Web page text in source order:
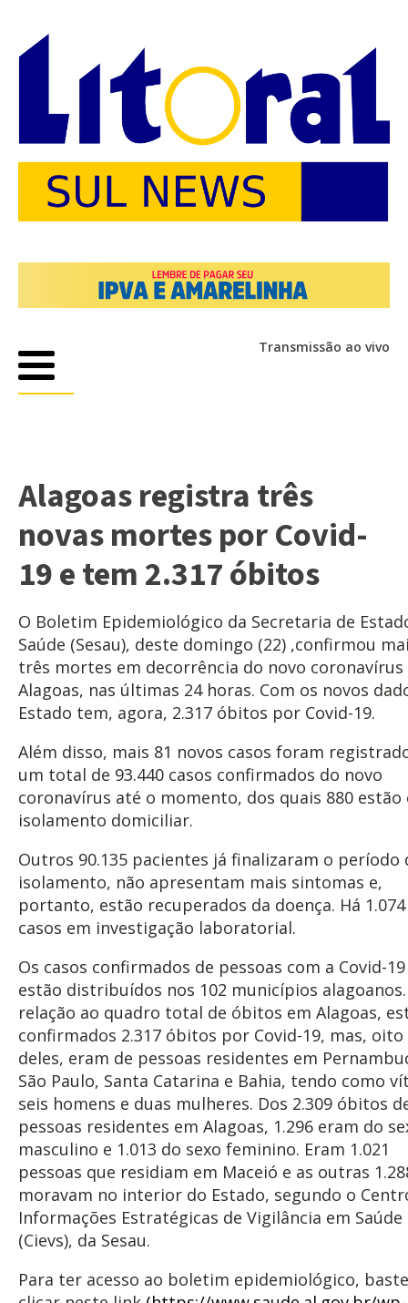
Transmissão ao vivo
Alagoas registra três
novas mortes por Covid-
19 e tem 2.317 óbitos
O Boletim Epidemiológico da Secretaria de
Saúde (Sesau), deste domingo (22) ,confirmou
três mortes em decorrência do novo coronavírus
Alagoas, nas últimas 24 horas. Com os novos
Estado tem, agora, 2.317 óbitos por Covid-19.
Além disso, mais 81 novos casos foram
um total de 93.440 casos confirmados do novo
coronavírus até o momento, dos quais 880 estão
isolamento domiciliar.
Outros 90.135 pacientes já finalizaram o período
isolamento, não apresentam mais sintomas e,
portanto, estão recuperados da doença. Há 1.074
casos em investigação laboratorial.
Os casos confirmados de pessoas com a Covid-19
estão distribuídos nos 102 municípios
relação ao quadro total de óbitos em Alagoas,
confirmados 2.317 óbitos por Covid-19, mas, oito
deles, eram de pessoas residentes em
São Paulo, Santa Catarina e Bahia, tendo como
seis homens e duas mulheres. Dos 2.309 óbitos
pessoas residentes em Alagoas, 1.296 eram do
masculino e 1.013 do sexo feminino. Eram 1.021
pessoas que residiam em Maceió e as outras
moravam no interior do Estado, segundo o
Informações Estratégicas de Vigilância em Saúde
(Cievs), da Sesau.
Para ter acesso ao boletim epidemiológico, baste